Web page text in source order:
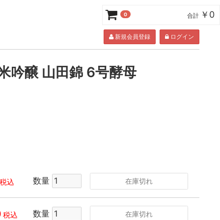
新規会員登録 ログイン
吟醸 山田錦 6号酵母
税込 数量 在庫切れ
税込 数量 在庫切れ
0 合計 ￥0